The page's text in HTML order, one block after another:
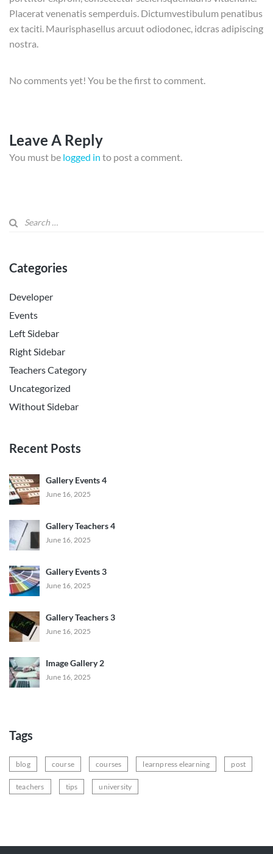
Placerat venenatis semperduis. Dictumvestibulum penatibus
ex taciti. Maurisphasellus arcuut odiodonec, idcras adipiscing
nostra.
No comments yet! You be the first to comment.
Leave A Reply
You must be logged in to post a comment.
Categories
Developer
Events
Left Sidebar
Right Sidebar
Teachers Category
Uncategorized
Without Sidebar
Recent Posts
Gallery Events 4
June 16, 2025
Gallery Teachers 4
June 16, 2025
Gallery Events 3
June 16, 2025
Gallery Teachers 3
June 16, 2025
Image Gallery 2
June 16, 2025
Tags
blog course courses learnpress elearning post
teachers tips university